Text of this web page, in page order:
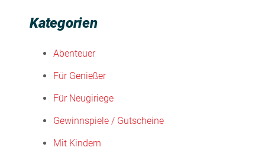
Kategorien
Abenteuer
Für Genießer
Für Neugiriege
Gewinnspiele / Gutscheine
Mit Kindern